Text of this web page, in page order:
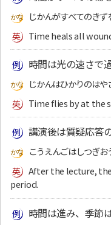
じかんがすべてのきず
Time heals all
時間は光の速さで
じかんはひかりのはや
Time flies by at the
講演後は質疑応答
こうえんごはしつぎお
After the lecture,
period.
時間は進み、季節